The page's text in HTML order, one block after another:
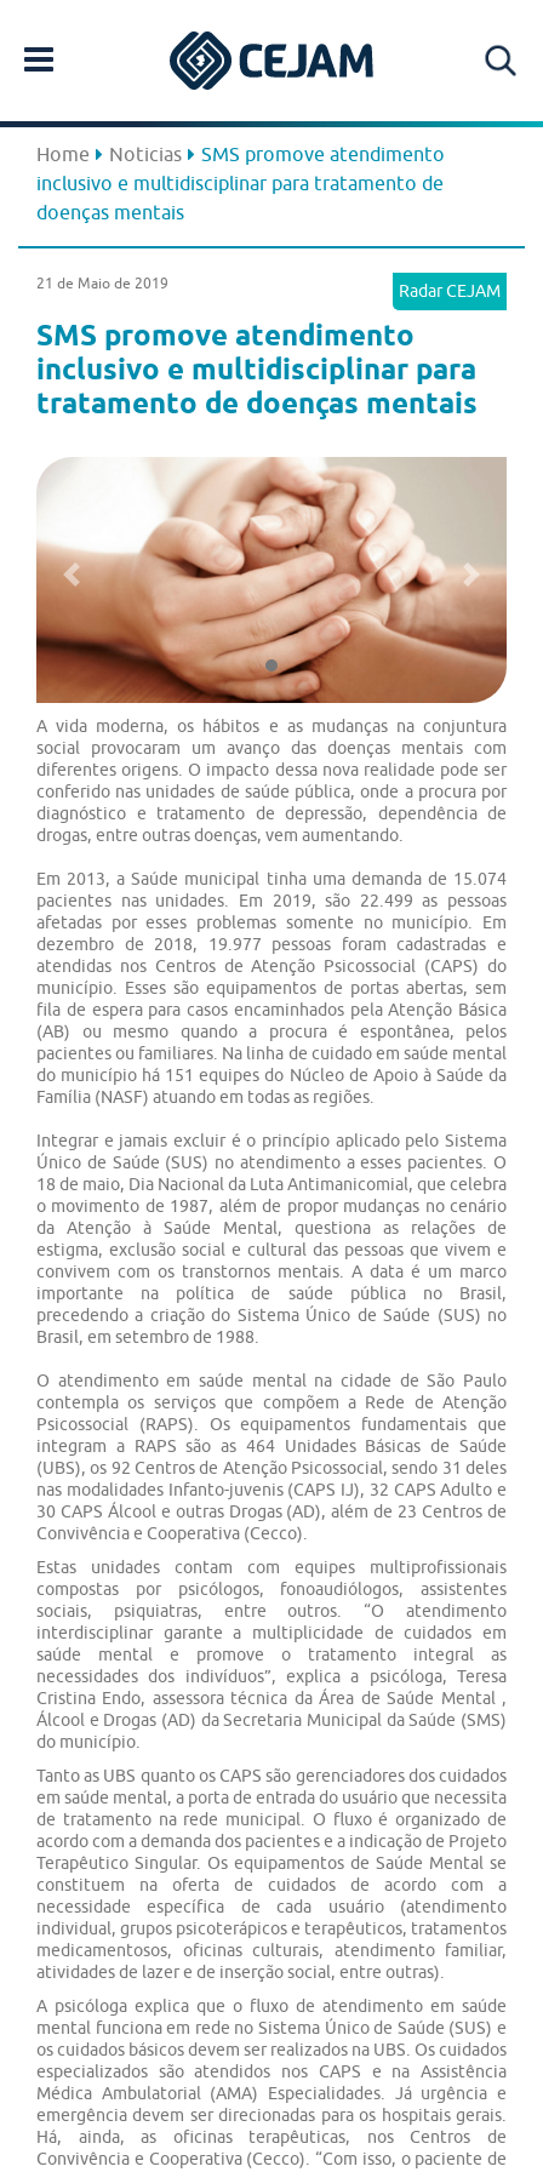
Home Noticias
SMS promove atendimento
inclusivo e multidisciplinar para tratamento de
doenças mentais
Radar CEJAM
21 de Maio de 2019
SMS promove atendimento
inclusivo e multidisciplinar para
tratamento de doenças mentais
Previous Next
A vida moderna, os hábitos e as mudanças na conjuntura
social provocaram um avanço das doenças mentais com
diferentes origens. O impacto dessa nova realidade pode ser
conferido nas unidades de saúde pública, onde a procura por
diagnóstico e tratamento de depressão, dependência de
drogas, entre outras doenças, vem aumentando.
Em 2013, a Saúde municipal tinha uma demanda de 15.074
pacientes nas unidades. Em 2019, são 22.499 as pessoas
afetadas por esses problemas somente no município. Em
dezembro de 2018, 19.977 pessoas foram cadastradas e
atendidas nos Centros de Atenção Psicossocial (CAPS) do
município. Esses são equipamentos de portas abertas, sem
fila de espera para casos encaminhados pela Atenção Básica
(AB) ou mesmo quando a procura é espontânea, pelos
pacientes ou familiares. Na linha de cuidado em saúde mental
do município há 151 equipes do Núcleo de Apoio à Saúde da
Família (NASF) atuando em todas as regiões.
Integrar e jamais excluir é o princípio aplicado pelo Sistema
Único de Saúde (SUS) no atendimento a esses pacientes. O
18 de maio, Dia Nacional da Luta Antimanicomial, que celebra
o movimento de 1987, além de propor mudanças no cenário
da Atenção à Saúde Mental, questiona as relações de
estigma, exclusão social e cultural das pessoas que vivem e
convivem com os transtornos mentais. A data é um marco
importante na política de saúde pública no Brasil,
precedendo a criação do Sistema Único de Saúde (SUS) no
Brasil, em setembro de 1988.
O atendimento em saúde mental na cidade de São Paulo
contempla os serviços que compõem a Rede de Atenção
Psicossocial (RAPS). Os equipamentos fundamentais que
integram a RAPS são as 464 Unidades Básicas de Saúde
(UBS), os 92 Centros de Atenção Psicossocial, sendo 31 deles
nas modalidades Infanto-juvenis (CAPS IJ), 32 CAPS Adulto e
30 CAPS Álcool e outras Drogas (AD), além de 23 Centros de
Convivência e Cooperativa (Cecco).
Estas unidades contam com equipes multiprofissionais
compostas por psicólogos, fonoaudiólogos, assistentes
sociais, psiquiatras, entre outros. “O atendimento
interdisciplinar garante a multiplicidade de cuidados em
saúde mental e promove o tratamento integral as
necessidades dos indivíduos”, explica a psicóloga, Teresa
Cristina Endo, assessora técnica da Área de Saúde Mental ,
Álcool e Drogas (AD) da Secretaria Municipal da Saúde (SMS)
do município.
Tanto as UBS quanto os CAPS são gerenciadores dos cuidados
em saúde mental, a porta de entrada do usuário que necessita
de tratamento na rede municipal. O fluxo é organizado de
acordo com a demanda dos pacientes e a indicação de Projeto
Terapêutico Singular. Os equipamentos de Saúde Mental se
constituem na oferta de cuidados de acordo com a
necessidade específica de cada usuário (atendimento
individual, grupos psicoterápicos e terapêuticos, tratamentos
medicamentosos, oficinas culturais, atendimento familiar,
atividades de lazer e de inserção social, entre outras).
A psicóloga explica que o fluxo de atendimento em saúde
mental funciona em rede no Sistema Único de Saúde (SUS) e
os cuidados básicos devem ser realizados na UBS. Os cuidados
especializados são atendidos nos CAPS e na Assistência
Médica Ambulatorial (AMA) Especialidades. Já urgência e
emergência devem ser direcionadas para os hospitais gerais.
Há, ainda, as oficinas terapêuticas, nos Centros de
Convivência e Cooperativa (Cecco). “Com isso, o paciente de